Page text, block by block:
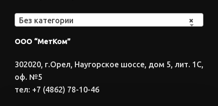
×
Без категории
ООО “МетКом”
302020, г.Орел, Наугорское шоссе, дом 5, лит. 1С,
оф. №5
тел: +7 (4862) 78-10-46